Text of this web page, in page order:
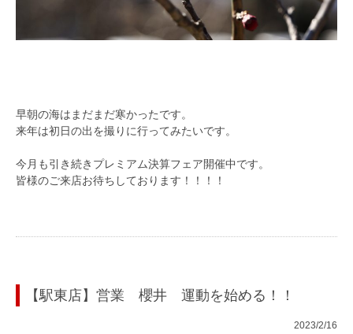
早朝の海はまだまだ寒かったです。
来年は初日の出を撮りに行ってみたいです。
今月も引き続きプレミアム決算フェア開催中です。
皆様のご来店お待ちしております！！！！
【駅東店】営業 櫻井 運動を始める！！
2023/2/16